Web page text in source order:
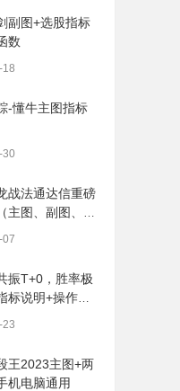
副图+选股指标
数
18
-懂牛主图指标
30
战法通达信重磅
主图、副图、排
07
振T+0，胜率极
标说明+操作方
23
王2023主图+两
机电脑通用